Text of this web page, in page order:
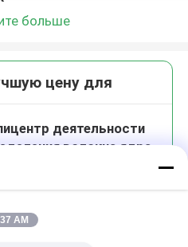
больше
цену для
деятельности
волокна ядра
AM